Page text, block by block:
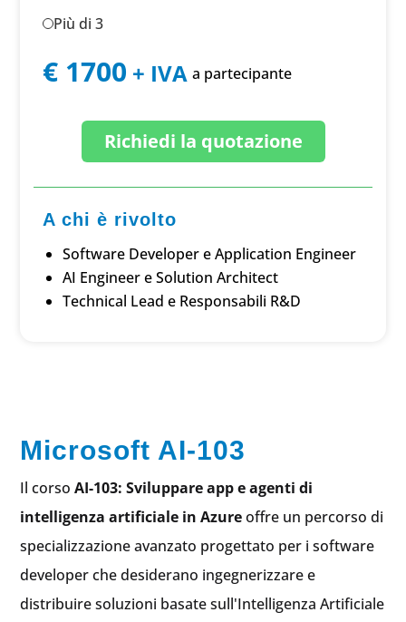
Microsoft AI-103
Il corsoAI-103: Sviluppare app e agenti di
intelligenza artificiale in Azureoffre un percorso di
specializzazione avanzato progettato per i software
developer che desiderano ingegnerizzare e
distribuire soluzioni basate sull'Intelligenza Artificiale
Più di 3
€ 1700 + IVA a partecipante
Richiedi la quotazione
A chi è rivolto
Software Developer e Application Engineer
AI Engineer e Solution Architect
Technical Lead e Responsabili R&D